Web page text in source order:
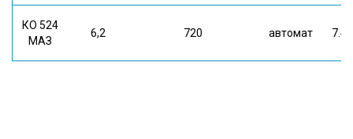
КО 524
МАЗ
6,2 720 автомат